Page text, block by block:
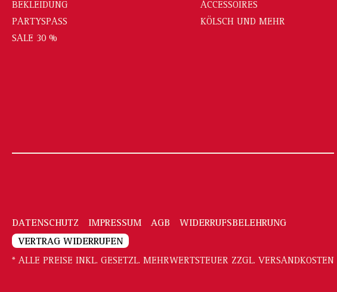
BEKLEIDUNG
ACCESSOIRES
PARTYSPASS
KÖLSCH UND MEHR
SALE 30 %
DATENSCHUTZ IMPRESSUM AGB
WIDERRUFSBELEHRUNG
VERTRAG WIDERRUFEN
* ALLE PREISE INKL. GESETZL. MEHRWERTSTEUER ZZGL. VERSANDKOSTEN